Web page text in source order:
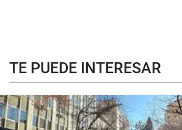
TE PUEDE INTERESAR